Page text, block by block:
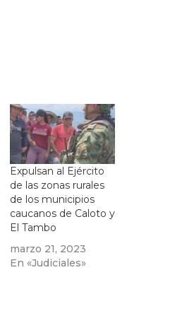
Expulsan al Ejército
de las zonas rurales
de los municipios
caucanos de Caloto y
El Tambo
marzo 21, 2023
En «Judiciales»